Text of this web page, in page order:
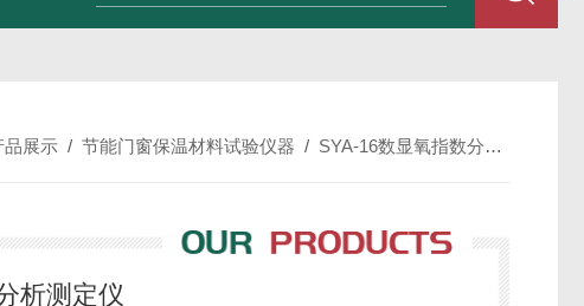
品展示 /节能门窗保温材料试验仪器 / SYA-16数显氧指数分析测定仪
析测定仪